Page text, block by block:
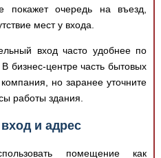
покажет очередь на въезд,
мест у входа.
вход часто удобнее по
бизнес-центре часть бытовых
но заранее уточните
работы здания.
и адрес
помещение как